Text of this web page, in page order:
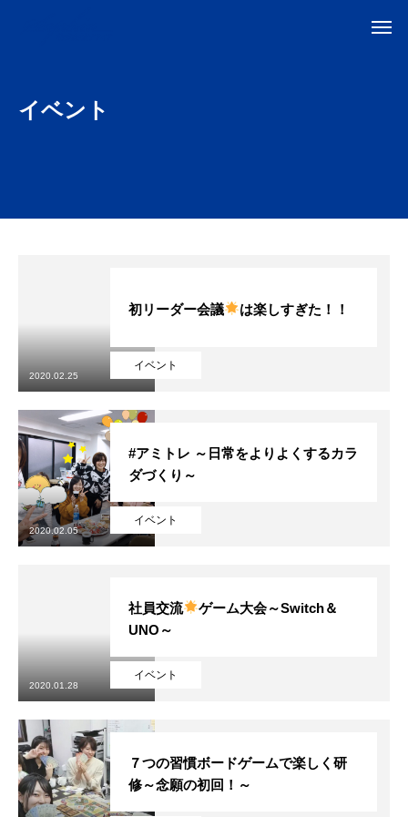
イベント
イベント
初リーダー会議 は楽しすぎた！！
2020.02.25
イベント
#アミトレ ～日常をよりよくするカラ
ダづくり～
2020.02.05
イベント
社員交流
ゲーム大会～Switch＆
UNO～
2020.01.28
７つの習慣ボードゲームで楽しく研
修～念願の初回！～